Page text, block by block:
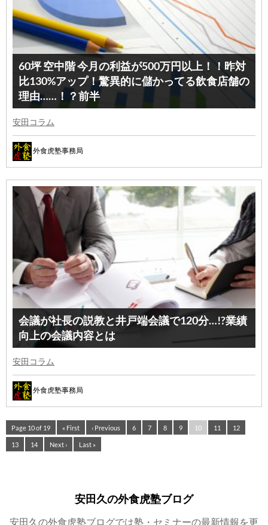
60坪 空中階 今月の利益が500万円以上！！昨対
比130%アップ！驚異的に儲かってる飲食店舗の
理由……！？前半
安田コラム
外食虎塾事務局
会議が社長の説教と井戸端会議で120分…!?業績
向上の会議内容とは
安田コラム
外食虎塾事務局
Page 10 of 19 « First ‹ Previous 6 7 8 9 10 11 12
13 14 Next › Last »
安田久の外食虎塾ブログ
安田久の外食虎塾ブログでは塾・セミナーの最新情報を更